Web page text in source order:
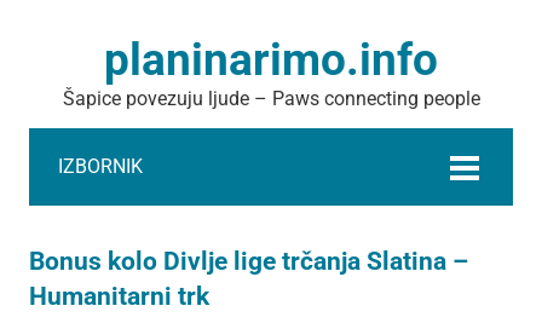
planinarimo.info
Šapice povezuju ljude – Paws connecting people
IZBORNIK
Bonus kolo Divlje lige trčanja Slatina –
Humanitarni trk